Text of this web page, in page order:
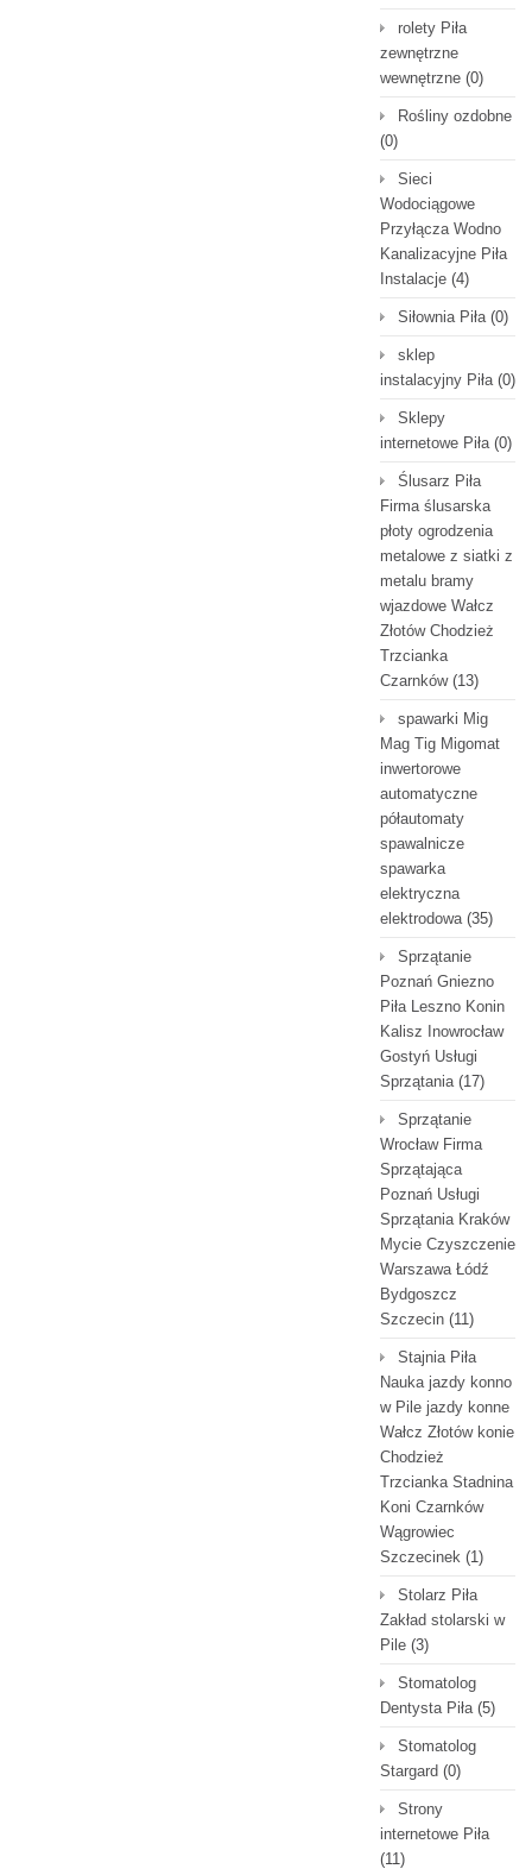
rolety Piła
zewnętrzne
wewnętrzne (0)
Rośliny ozdobne
(0)
Sieci
Wodociągowe
Przyłącza Wodno
Kanalizacyjne Piła
Instalacje (4)
Siłownia Piła(0)
sklep
instalacyjny Piła(0)
Sklepy
internetowe Piła(0)
Ślusarz Piła
Firma ślusarska
płoty ogrodzenia
metalowe z siatki z
metalu bramy
wjazdowe Wałcz
Złotów Chodzież
Trzcianka
Czarnków(13)
spawarki Mig
Mag Tig Migomat
inwertorowe
automatyczne
półautomaty
spawalnicze
spawarka
elektryczna
elektrodowa(35)
Sprzątanie
Poznań Gniezno
Piła Leszno Konin
Kalisz Inowrocław
Gostyń Usługi
Sprzątania(17)
Sprzątanie
Wrocław Firma
Sprzątająca
Poznań Usługi
Sprzątania Kraków
Mycie Czyszczenie
Warszawa Łódź
Bydgoszcz
Szczecin (11)
Stajnia Piła
Nauka jazdy konno
w Pile jazdy konne
Wałcz Złotów konie
Chodzież
Trzcianka Stadnina
Koni Czarnków
Wągrowiec
Szczecinek (1)
Stolarz Piła
Zakład stolarski w
Pile (3)
Stomatolog
Dentysta Piła(5)
Stomatolog
Stargard (0)
Strony
internetowe Piła
(11)